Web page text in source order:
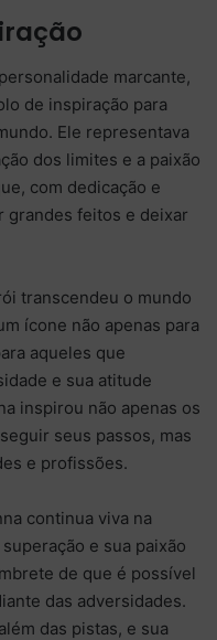
marcante,
de inspiração para
Ele representava
dos limites e a paixão
com dedicação e
grandes feitos e deixar
transcendeu o mundo
ícone não apenas para
aqueles que
e sua atitude
inspirou não apenas os
seus passos, mas
e profissões.
continua viva na
e sua paixão
de que é possível
das adversidades.
das pistas, e sua